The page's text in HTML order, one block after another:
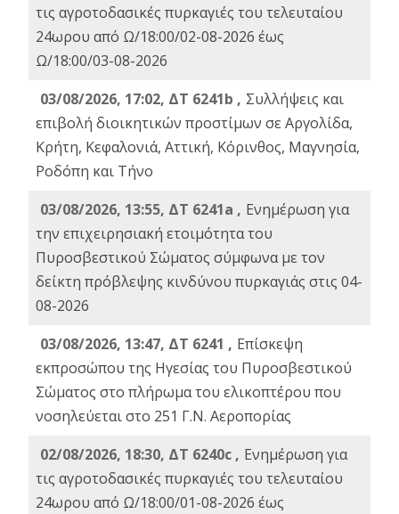
τις αγροτοδασικές πυρκαγιές του τελευταίου
24ωρου από Ω/18:00/02-08-2026 έως
Ω/18:00/03-08-2026
03/08/2026, 17:02, ΔΤ 6241b , Συλλήψεις και
επιβολή διοικητικών προστίμων σε Αργολίδα,
Κρήτη, Κεφαλονιά, Αττική, Κόρινθος, Μαγνησία,
Ροδόπη και Τήνο
03/08/2026, 13:55, ΔΤ 6241a , Ενημέρωση για
την επιχειρησιακή ετοιμότητα του
Πυροσβεστικού Σώματος σύμφωνα με τον
δείκτη πρόβλεψης κινδύνου πυρκαγιάς στις 04-
08-2026
03/08/2026, 13:47, ΔΤ 6241 , Επίσκεψη
εκπροσώπου της Ηγεσίας του Πυροσβεστικού
Σώματος στο πλήρωμα του ελικοπτέρου που
νοσηλεύεται στο 251 Γ.Ν. Αεροπορίας
02/08/2026, 18:30, ΔΤ 6240c , Ενημέρωση για
τις αγροτοδασικές πυρκαγιές του τελευταίου
24ωρου από Ω/18:00/01-08-2026 έως